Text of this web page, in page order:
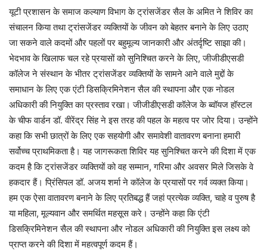
यूटी प्रशासन के समाज कल्याण विभाग के ट्रांसजेंडर सैल के अमित ने शिविर का
संचालन किया तथा ट्रांसजेंडर व्यक्तियों के जीवन को बेहतर बनाने के लिए उठाए
जा सकने वाले कदमों और पहलों पर बहुमूल्य जानकारी और अंतर्दृष्टि साझा की।
भेदभाव के खिलाफ चल रहे प्रयासों को सुनिश्चित करने के लिए, जीजीडीएसडी
कॉलेज ने संस्थान के भीतर ट्रांसजेंडर व्यक्तियों के सामने आने वाले मुद्दों के
समाधान के लिए एक एंटी डिसक्रिमिनेशन सैल की स्थापना और एक नोडल
अधिकारी की नियुक्ति का प्रस्ताव रखा। जीजीडीएसडी कॉलेज के ब्वॉयज हॉस्टल
के चीफ वार्डन डॉ. वीरेंद्र सिंह ने इस तरह की पहल के महत्व पर जोर दिया। उन्होंने
कहा कि सभी छात्रों के लिए एक सहयोगी और समावेशी वातावरण बनाना हमारी
सर्वोच्च प्राथमिकता है। यह जागरूकता शिविर यह सुनिश्चित करने की दिशा में एक
कदम है कि ट्रांसजेंडर व्यक्तियों को वह सम्मान, गरिमा और अवसर मिले जिसके वे
हकदार हैं। प्रिंसिपल डॉ. अजय शर्मा ने कॉलेज के प्रयासों पर गर्व व्यक्त किया।
हम एक ऐसा वातावरण बनाने के लिए प्रतिबद्ध हैं जहां प्रत्येक व्यक्ति, चाहे व पुरुष है
या महिला, मूल्यवान और समर्थित महसूस करे। उन्होंने कहा कि एंटी
डिसक्रिमिनेशन सैल की स्थापना और नोडल अधिकारी की नियुक्ति इस लक्ष्य को
प्राप्त करने की दिशा में महत्वपूर्ण कदम हैं।